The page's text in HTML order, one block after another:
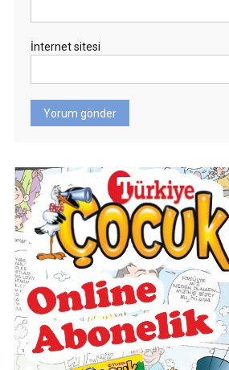
İnternet sitesi